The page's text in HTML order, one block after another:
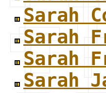
Sarah
Sarah
Sarah
Sarah